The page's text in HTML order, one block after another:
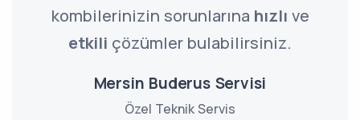
kombilerinizin sorunlarına hızlı ve
etkili çözümler bulabilirsiniz.
Mersin Buderus Servisi
Özel Teknik Servis